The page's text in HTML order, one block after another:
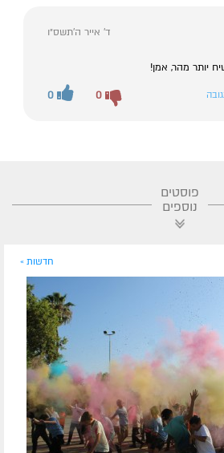
ד' אייר ה׳תשס״ו
יותר מהר, אמן!
0 0
פוסטים
נוספים
חדשות »